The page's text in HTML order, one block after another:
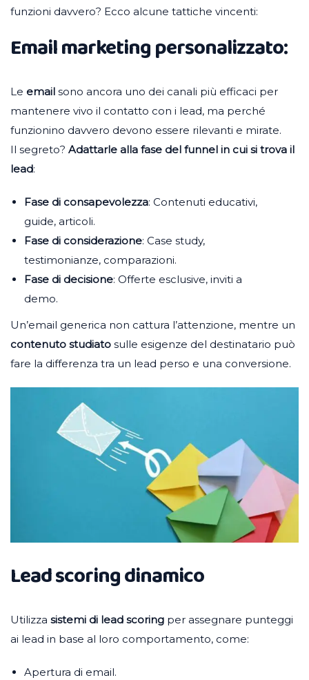
funzioni davvero? Ecco alcune tattiche vincenti:
Email marketing personalizzato:
Le email sono ancora uno dei canali più efficaci per
mantenere vivo il contatto con i lead, ma perché
funzionino davvero devono essere rilevanti e mirate.
Il segreto? Adattarle alla fase del funnel in cui si trova il
lead:
Fase di consapevolezza: Contenuti educativi,
guide, articoli.
Fase di considerazione: Case study,
testimonianze, comparazioni.
Fase di decisione: Offerte esclusive, inviti a
demo.
Un’email generica non cattura l’attenzione, mentre un
contenuto studiato sulle esigenze del destinatario può
fare la differenza tra un lead perso e una conversione.
Lead scoring dinamico
Utilizza sistemi di lead scoring per assegnare punteggi
ai lead in base al loro comportamento, come:
Apertura di email.